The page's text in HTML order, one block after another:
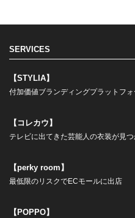
SERVICES
【STYLIA】
付加価値ブランディングプラットフォ
【コレカウ】
テレビに出てきた芸能人の衣装が見つ
【perky room】
最低限のリスクでECモールに出店
【POPPO】